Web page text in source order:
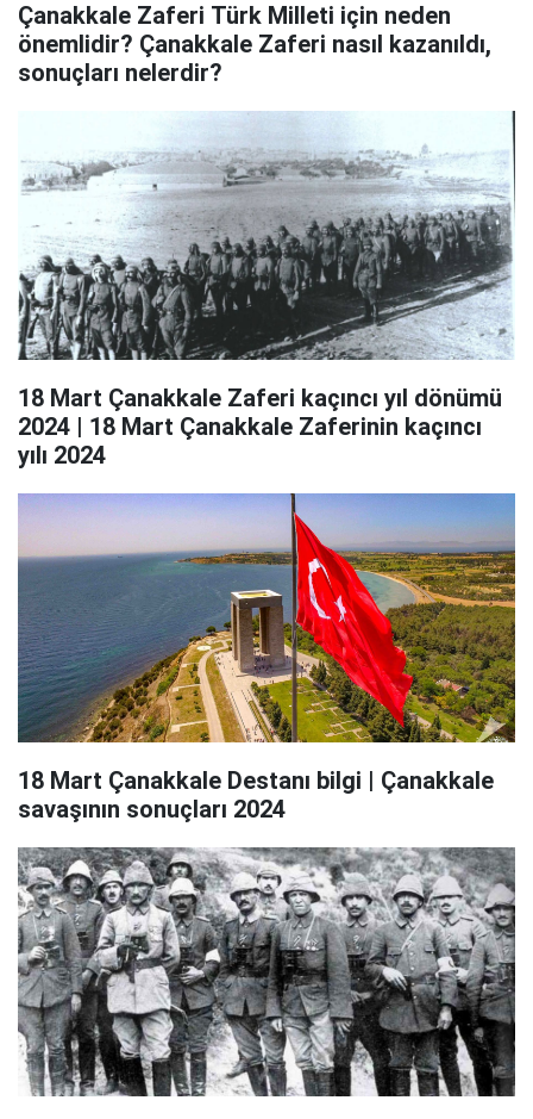
Çanakkale Zaferi Türk Milleti için neden
önemlidir? Çanakkale Zaferi nasıl kazanıldı,
sonuçları nelerdir?
18 Mart Çanakkale Zaferi kaçıncı yıl dönümü
2024 | 18 Mart Çanakkale Zaferinin kaçıncı
yılı 2024
18 Mart Çanakkale Destanı bilgi | Çanakkale
savaşının sonuçları 2024